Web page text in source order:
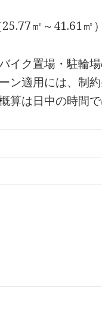
㎡～41.61㎡）
ク置場・駐輪場
適用には、制約
は日中の時間で